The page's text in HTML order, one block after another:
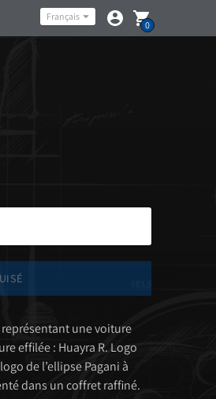
Langue
Français
0
une voiture
effilée : Huayra R. Logo
de l’ellipse Pagani à
dans un coffret raffiné.